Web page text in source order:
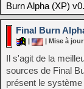
Burn Alpha (XP)
Final Burn
| Mise à
Il s'agit de la
sources de Final
présent le